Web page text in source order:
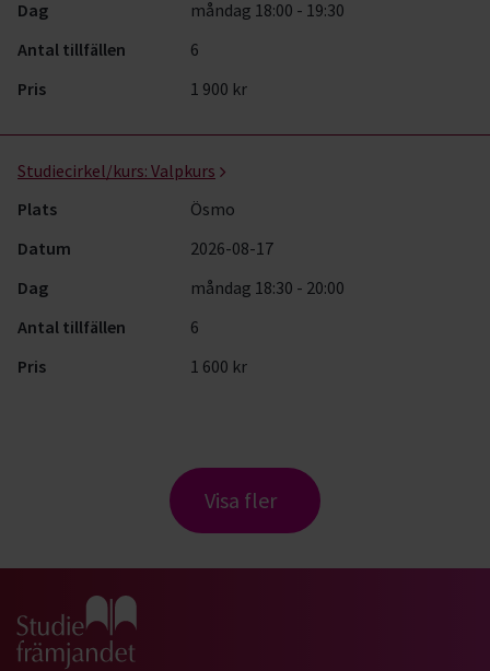
Dag
måndag 18:00 - 19:30
Antal tillfällen
6
Pris
1 900 kr
Studiecirkel/kurs: Valpkurs
Plats
Ösmo
Datum
2026-08-17
Dag
måndag 18:30 - 20:00
Antal tillfällen
6
Pris
1 600 kr
Visa fler
Gå till studiefrämjandets startsida